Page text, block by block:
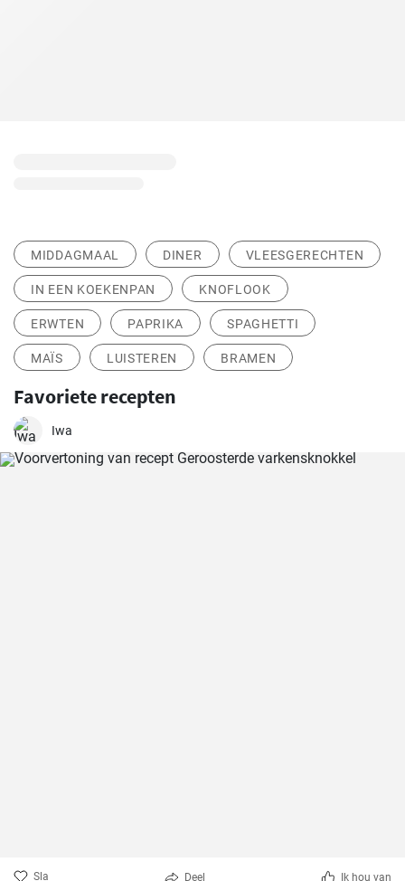
MIDDAGMAAL DINER VLEESGERECHTEN
IN EEN KOEKENPAN KNOFLOOK
ERWTEN PAPRIKA SPAGHETTI
MAÏS LUISTEREN BRAMEN
Favoriete recepten
Iwa
Sla Deel Ik hou van